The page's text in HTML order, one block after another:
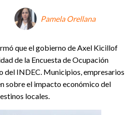
que el gobierno de Axel Kicillof
de la Encuesta de Ocupación
del INDEC. Municipios, empresarios
sobre el impacto económico del
locales.
Pamela Orellana